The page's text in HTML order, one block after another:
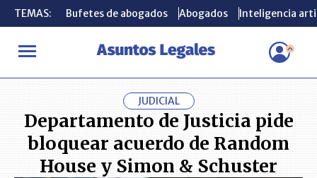
TEMAS: Bufetes de abogados Abogados Inteligencia
INICIO ACTUALIDAD Departamento de Justicia pide bloquear
TEMAS: Bufetes de abogados Abogados Inteligencia
JUDICIAL
Departamento de Justicia pide
bloquear acuerdo de Random
House y Simon & Schuster